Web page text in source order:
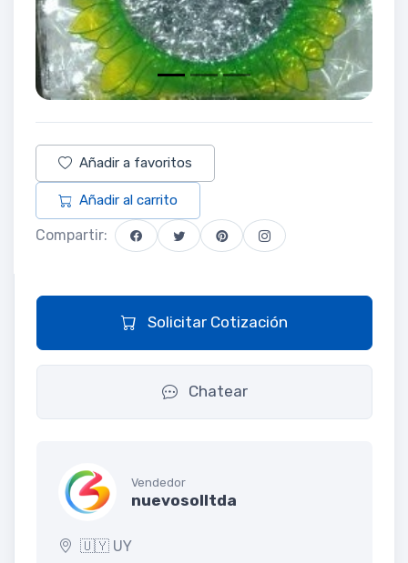
Añadir a favoritos
Añadir al carrito
Compartir:
Solicitar Cotización
Chatear
Vendedor
nuevosolltda
🇺🇾 UY